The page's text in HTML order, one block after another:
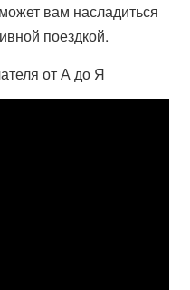
вам насладиться
поездкой.
от А до Я